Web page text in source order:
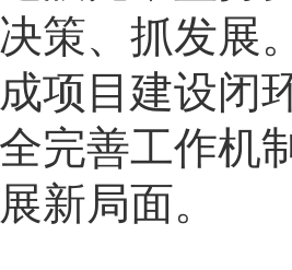
策、抓发展
项目建设闭
完善工作机
新局面。